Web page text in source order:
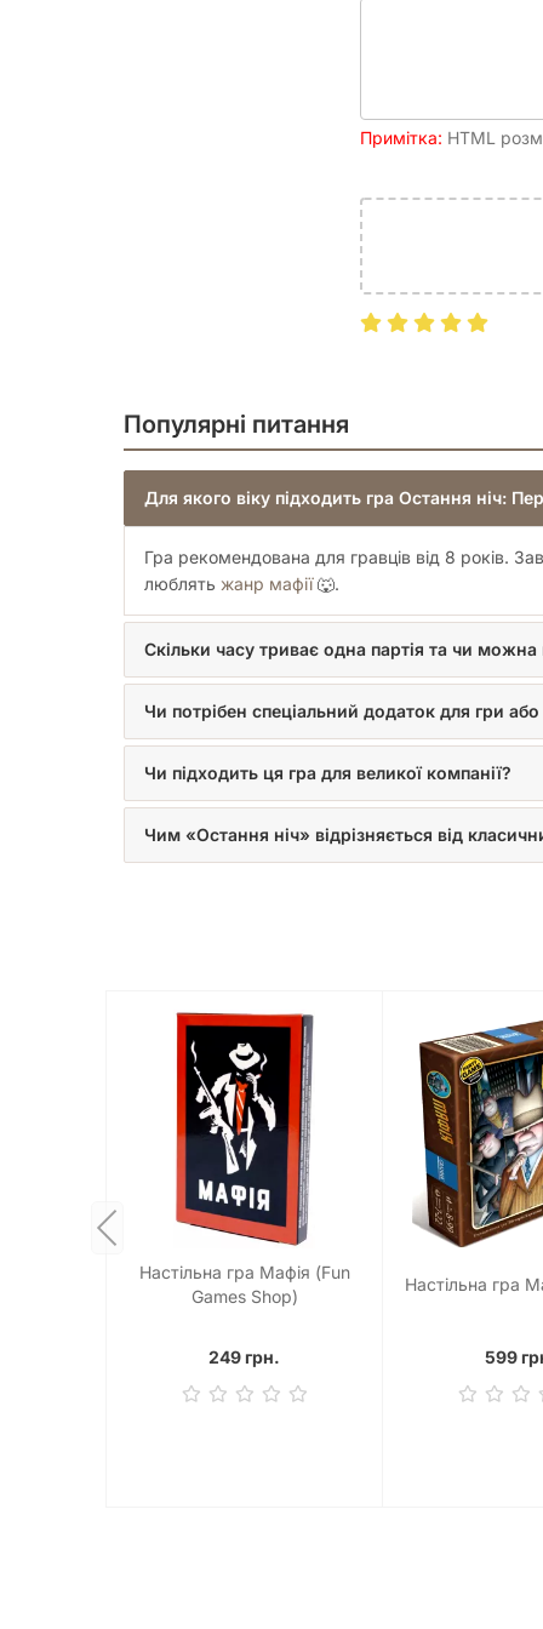
Примітка: HTML
Популярні питання
Для якого віку підходить гра Остання ніч:
Гра рекомендована для гравців від 8 років.
люблять жанр мафії🐺.
Скільки часу триває одна партія та чи
Чи потрібен спеціальний додаток для гри
Чи підходить ця гра для великої компанії?
Чим «Остання ніч» відрізняється від
Настільна гра Мафія (Fun
Games Shop)
249 грн.
Настільна гра
599